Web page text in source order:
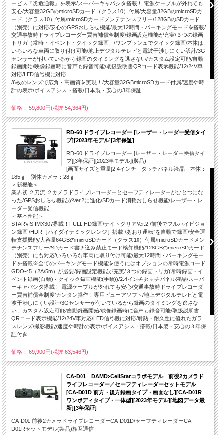
ービス『災危通報』を表示/スーパーキャパシタ搭載！ 電源ケーブルが外れても
安心/大容量32GBのmicroSDカード（クラス10）付属/大容量32GBのmicroSDカ
ード（クラス10）付属/microSDカードメンテナンスフリー/128GBのSDカード
（別売）に対応/安心のGPSおしらせ機能/最大12時間・パーキングモードを搭載/
交通事故時ドライブレコーダー買替補償金制度/録画設定機能が充実/３つの録画
トリガ（常時・イベント・クイック録画）/ワンプッシュでクイック録画/本体は
いろいろな車両に取り付け可能/地上デジタルテレビと電波干渉しにくい設計/3G
センサーが付いているから録画のタイミングを逃さない/カスタム設定可能/自動
録画開始/映像録画時に音声も録音可能/取扱説明書QRコード表示機能/12/24V車
対応/LED信号機に対応
/6枚のレンズで広角・高画質を実現！/大容量32GBmicroSDカード付属/速度や時
計の表示/ボイスアシスト搭載/日本製・安心の3年保証
価格： 59,800円(税抜 54,364円)
RD-60 ドライブレコーダー [レーザー・レーダー受信タイ
プ][2023年モデル][3年保証]
RD-60 ドライブレコーダー [レーザー・レーダー受信タイ
プ][3年保証][2023年モデル](製品)
[画面サイズと重量]2.4インチ タッチパネル液晶 本体：
185ｇ 別体カメラ：28ｇ
＜新機能＞
業界初 ２刀流 ２カメラドライブレコーダーとセーフティレーダーがひとつにな
った/GPSおしらせ機能がVer.2に進化/SDカード消耗おしらせ機能/レーザー・レ
ーダー受信機能
＜基本性能＞
STARVIS IMX307搭載！FULL HD録画/ナイトクリアVer.2 /前後でフルハイビジョ
ン録画 /HDR［ハイダイナミックレンジ］搭載 /あおり運転”を自動で録画/安全運
転支援機能/大容量64GBのmicroSDカード（クラス10）付属/microSDカードメン
テナンスフリー/SDカード書き込み禁止モード検知機能/128GBのmicroSDカード
（別売）にも対応/いろいろな車両に取り付け可能/最大12時間・パーキングモー
ドを搭載※全てのパーキングモード機能を使うにはオプションの常時電源コード
GDO-45（2A/5m）が必要/録画設定機能が充実/３つの録画トリガ(常時録画・イ
ベント録画(自動)・クイック録画機能(手動))/2.4インチタッチパネル液晶/スーパ
ーキャパシタ搭載！ 電源ケーブルが外れても安心/交通事故時ドライブレコーダ
ー買替補償金制度/カンタン操作！専用ビューアソフト/地上デジタルテレビと電
波干渉しにくい設計/3Gセンサーが付いているから録画のタイミングを逃さな
い、カスタム設定可能/自動録画開始/映像録画時に音声も録音可能/取扱説明書
QRコード表示機能/12/24V車対応/LED信号機に対応/耐熱・耐久性に優れたガラ
スレンズ/撮影機能/速度や時計の表示/ボイスアシスト搭載/日本製・安心の３年保
証付き
価格： 69,900円(税抜 63,546円)
CA-D01 DAMD×CellStarコラボモデル 前後2カメラド
ライブレコーダー／セーフティレーダーセットモデル
[CA-D01D 前方・後方録画タイプ・画面なし][CA-D01R
ワンボディタイプ・一体型][2023年モデル][地図データ最
新][3年保証]
CA-D01 前後2カメラドライブレコーダーCA-D01D/セーフティレーダーCA-
D01Rセットモデル(製品)相互通信